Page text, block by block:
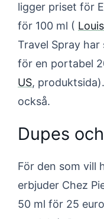
ligger priset för
för 100 ml (
Travel Spray
för en portabel
US,
också.
Dupes
För den som vill
erbjuder Chez
50 ml för 25